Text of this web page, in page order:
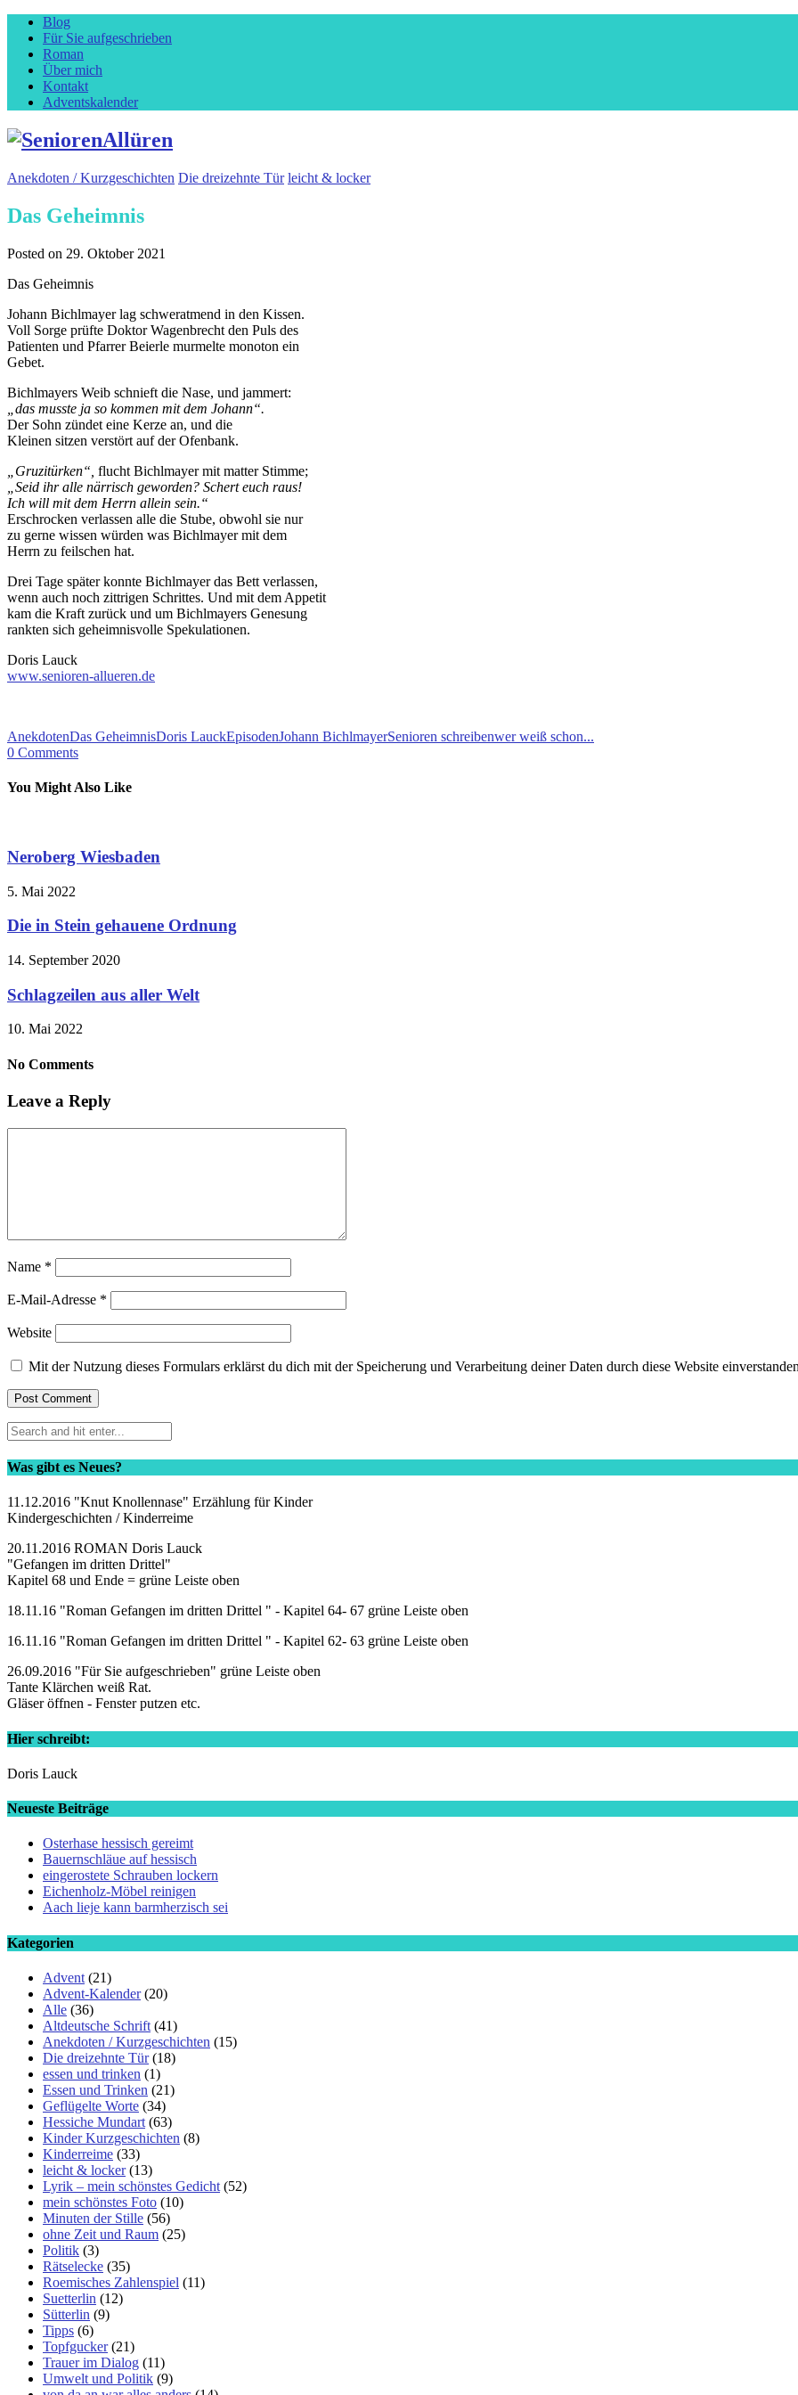
Blog
Für Sie aufgeschrieben
Roman
Über mich
Kontakt
Adventskalender
Anekdoten / Kurzgeschichten Die dreizehnte Tür leicht & locker
Das Geheimnis
Posted on 29. Oktober 2021
Das Geheimnis
Johann Bichlmayer lag schweratmend in den Kissen.
Voll Sorge prüfte Doktor Wagenbrecht den Puls des
Patienten und Pfarrer Beierle murmelte monoton ein
Gebet.
Bichlmayers Weib schnieft die Nase, und jammert:
„das musste ja so kommen mit dem Johann“.
Der Sohn zündet eine Kerze an, und die
Kleinen sitzen verstört auf der Ofenbank.
„Gruzitürken“, flucht Bichlmayer mit matter Stimme;
„Seid ihr alle närrisch geworden? Schert euch raus!
Ich will mit dem Herrn allein sein.“
Erschrocken verlassen alle die Stube, obwohl sie nur
zu gerne wissen würden was Bichlmayer mit dem
Herrn zu feilschen hat.
Drei Tage später konnte Bichlmayer das Bett verlassen,
wenn auch noch zittrigen Schrittes. Und mit dem Appetit
kam die Kraft zurück und um Bichlmayers Genesung
rankten sich geheimnisvolle Spekulationen.
Doris Lauck
www.senioren-allueren.de
AnekdotenDas GeheimnisDoris LauckEpisodenJohann BichlmayerSenioren schreibenwer weiß schon...
0 Comments
You Might Also Like
Neroberg Wiesbaden
5. Mai 2022
Die in Stein gehauene Ordnung
14. September 2020
Schlagzeilen aus aller Welt
10. Mai 2022
No Comments
Leave a Reply
Name *
E-Mail-Adresse *
Website
Mit der Nutzung dieses Formulars erklärst du dich mit der Speicherung und Verarbeitung deiner Daten durch diese Website
Was gibt es Neues?
11.12.2016 "Knut Knollennase" Erzählung für Kinder
Kindergeschichten / Kinderreime
20.11.2016 ROMAN Doris Lauck
"Gefangen im dritten Drittel"
Kapitel 68 und Ende = grüne Leiste oben
18.11.16 "Roman Gefangen im dritten Drittel " - Kapitel 64- 67 grüne Leiste oben
16.11.16 "Roman Gefangen im dritten Drittel " - Kapitel 62- 63 grüne Leiste oben
26.09.2016 "Für Sie aufgeschrieben" grüne Leiste oben
Tante Klärchen weiß Rat.
Gläser öffnen - Fenster putzen etc.
Hier schreibt:
Doris Lauck
Neueste Beiträge
Osterhase hessisch gereimt
Bauernschläue auf hessisch
eingerostete Schrauben lockern
Eichenholz-Möbel reinigen
Aach lieje kann barmherzisch sei
Kategorien
Advent (21)
Advent-Kalender(20)
Alle (36)
Altdeutsche Schrift (41)
Anekdoten / Kurzgeschichten (15)
Die dreizehnte Tür(18)
essen und trinken (1)
Essen und Trinken (21)
Geflügelte Worte (34)
Hessiche Mundart (63)
Kinder Kurzgeschichten (8)
Kinderreime (33)
leicht & locker(13)
Lyrik – mein schönstes Gedicht (52)
mein schönstes Foto (10)
Minuten der Stille (56)
ohne Zeit und Raum (25)
Politik (3)
Rätselecke (35)
Roemisches Zahlenspiel (11)
Suetterlin (12)
Sütterlin (9)
Tipps (6)
Topfgucker(21)
Trauer im Dialog (11)
Umwelt und Politik (9)